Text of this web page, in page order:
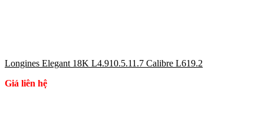
Longines Elegant 18K L4.910.5.11.7 Calibre L619.2
Giá liên hệ